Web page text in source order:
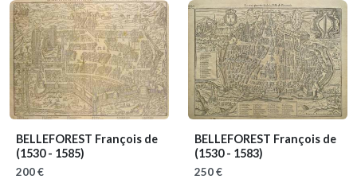
BELLEFOREST François de
(1530 - 1585)
200 €
BELLEFOREST François de
(1530 - 1583)
250 €